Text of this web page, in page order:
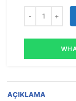
AÇIKLAMA